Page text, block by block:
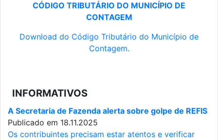
CÓDIGO TRIBUTÁRIO DO MUNICÍPIO DE
CONTAGEM
Download do Código Tributário do Município de
Contagem.
INFORMATIVOS
A Secretaria de Fazenda alerta sobre golpe de REFIS
Publicado em 18.11.2025
Os contribuintes precisam estar atentos e verificar